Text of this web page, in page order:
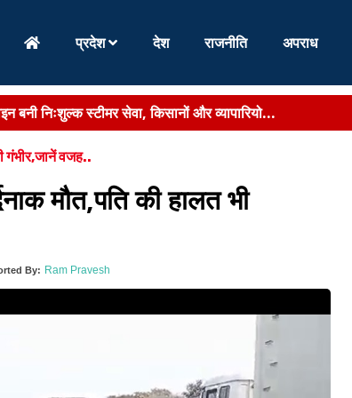
प्रदेश देश राजनीति अपराध
का अब आसानी से होगा देवनागरी में अनुवाद...
समस्याओं की दिशा में सरकार बातचीत करने को है तैयार...
में कई घर जमींदोज, 12 से ज्यादा घायल...
सृजन के लक्ष्य पर विभागों से मांगी गई रिपोर्ट...
बनी निःशुल्क स्टीमर सेवा, किसानों और व्यापारियो...
गंभीर,जानें वजह..
मौत,पति की हालत भी
By: Ram Pravesh